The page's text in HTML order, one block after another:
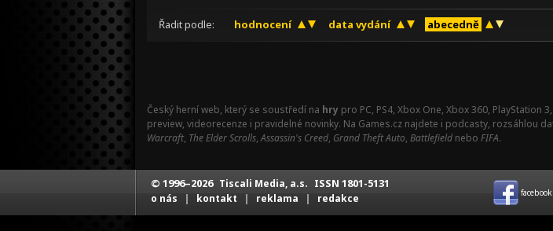
Řadit podle: hodnocení data vydání abecedně
Český herní web, který se soustředí na hry pro PC, PS4, Xbox One, Xbox 360, PlayStation
preview, videorecenze i pravidelné novinky. Na Games.cz najdete i podcasty, rozsáhlou
Warcraft, The Elder Scrolls,Assassin's Creed, Grand Theft Auto, Battlefield nebo FIFA.
© 1996–2026 Tiscali Media, a.s. ISSN 1801-5131
o nás | kontakt | reklama | redakce facebook